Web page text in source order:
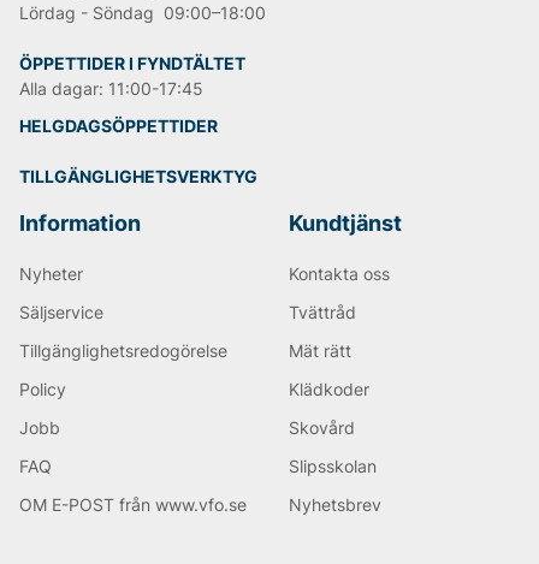
Lördag - Söndag 09:00–18:00
ÖPPETTIDER I FYNDTÄLTET
Alla dagar: 11:00-17:45
HELGDAGSÖPPETTIDER
TILLGÄNGLIGHETSVERKTYG
Information
Nyheter
Säljservice
Tillgänglighetsredogörelse
Policy
Jobb
FAQ
OM E-POST från www.vfo.se
Kundtjänst
Kontakta oss
Tvättråd
Mät rätt
Klädkoder
Skovård
Slipsskolan
Nyhetsbrev